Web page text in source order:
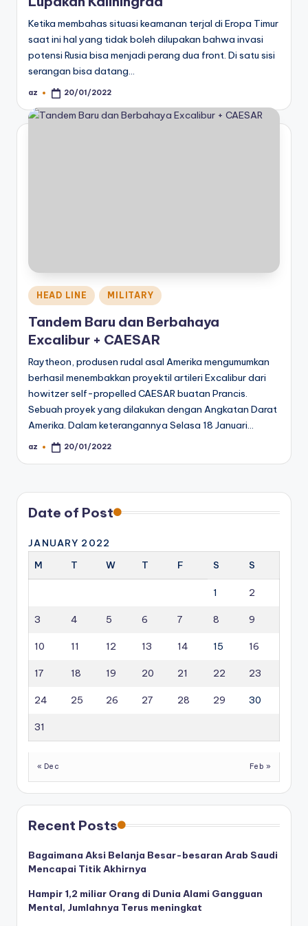
Ketika membahas situasi keamanan terjal di Eropa Timur
saat ini hal yang tidak boleh dilupakan bahwa invasi
potensi Rusia bisa menjadi perang dua front. Di satu sisi
serangan bisa datang…
Posted
az 20/01/2022
Posted
in
HEAD LINE MILITARY
Tandem Baru dan Berbahaya
Excalibur + CAESAR
Raytheon, produsen rudal asal Amerika mengumumkan
berhasil menembakkan proyektil artileri Excalibur dari
howitzer self-propelled CAESAR buatan Prancis.
Sebuah proyek yang dilakukan dengan Angkatan Darat
Amerika. Dalam keterangannya Selasa 18 Januari…
Posted
az 20/01/2022
Date of Post
JANUARY 2022
M
T W T F S S
1 2
3 4 5 6 7 8 9
10 11 12 13 14 15 16
17 18 19 20 21 22 23
24 25 26 27 28 29 30
31
« Dec Feb »
Recent Posts
Bagaimana Aksi Belanja Besar-besaran Arab Saudi
Mencapai Titik Akhirnya
Hampir 1,2 miliar Orang di Dunia Alami Gangguan
Mental, Jumlahnya Terus meningkat